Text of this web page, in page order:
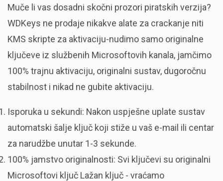
Muče li vas dosadni skočni prozori piratskih verzija?
WDKeys ne prodaje nikakve alate za crackanje niti
KMS skripte za aktivaciju-nudimo samo originalne
ključeve iz službenih Microsoftovih kanala, jamčimo
100% trajnu aktivaciju, originalni sustav, dugoročnu
stabilnost i nikad ne gubite aktivaciju.
Isporuka u sekundi: Nakon uspješne uplate sustav
automatski šalje ključ koji stiže u vaš e-mail ili centar
za narudžbe unutar 1-3 sekunde.
100% jamstvo originalnosti: Svi ključevi su originalni
Microsoftovi ključ Lažan ključ - vraćamo